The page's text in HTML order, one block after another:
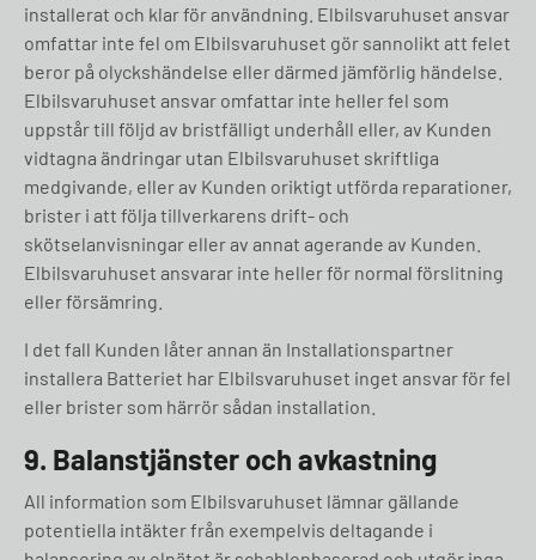
installerat och klar för användning. Elbilsvaruhuset ansvar
omfattar inte fel om Elbilsvaruhuset gör sannolikt att felet
beror på olyckshändelse eller därmed jämförlig händelse.
Elbilsvaruhuset ansvar omfattar inte heller fel som
uppstår till följd av bristfälligt underhåll eller, av Kunden
vidtagna ändringar utan Elbilsvaruhuset skriftliga
medgivande, eller av Kunden oriktigt utförda reparationer,
brister i att följa tillverkarens drift- och
skötselanvisningar eller av annat agerande av Kunden.
Elbilsvaruhuset ansvarar inte heller för normal förslitning
eller försämring.
I det fall Kunden låter annan än Installationspartner
installera Batteriet har Elbilsvaruhuset inget ansvar för fel
eller brister som härrör sådan installation.
9. Balanstjänster och avkastning
All information som Elbilsvaruhuset lämnar gällande
potentiella intäkter från exempelvis deltagande i